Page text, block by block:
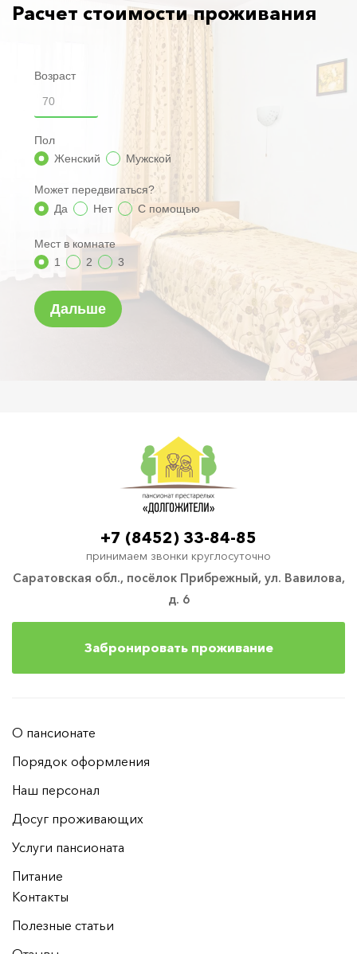
Расчет стоимости проживания
Саратовская обл., посёлок Прибрежный, ул. Вавилова,
д. 6
+7 (8452) 33-84-85
принимаем звонки круглосуточно
Забронировать проживание
О пансионате
Порядок оформления
Наш персонал
Досуг проживающих
Услуги пансионата
Питание
Контакты
Полезные статьи